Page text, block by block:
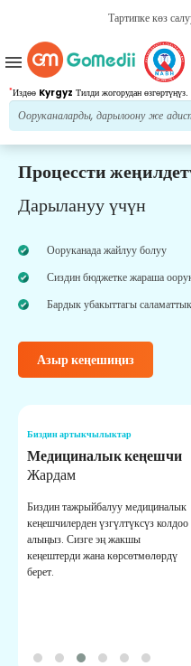
Тартипке көз
*Издөө Kyrgyz Тилди жогорудан өзгөртүңүз.
menu
Процессти
Дарылануу үчүн
Ооруканада жайлуу болуу
Сиздин бюджетке жараша
Бардык убакыттагы
Азыр кеңешиңиз
Биздин артыкчылыктар
Медициналык кеңешчи
Жардам
Биздин тажрыйбалуу медициналык
кеңешчилерден үзгүлтүксүз колдоо
алыңыз. Сизге эң жакшы
кеңештерди жана көрсөтмөлөрдү
берет.